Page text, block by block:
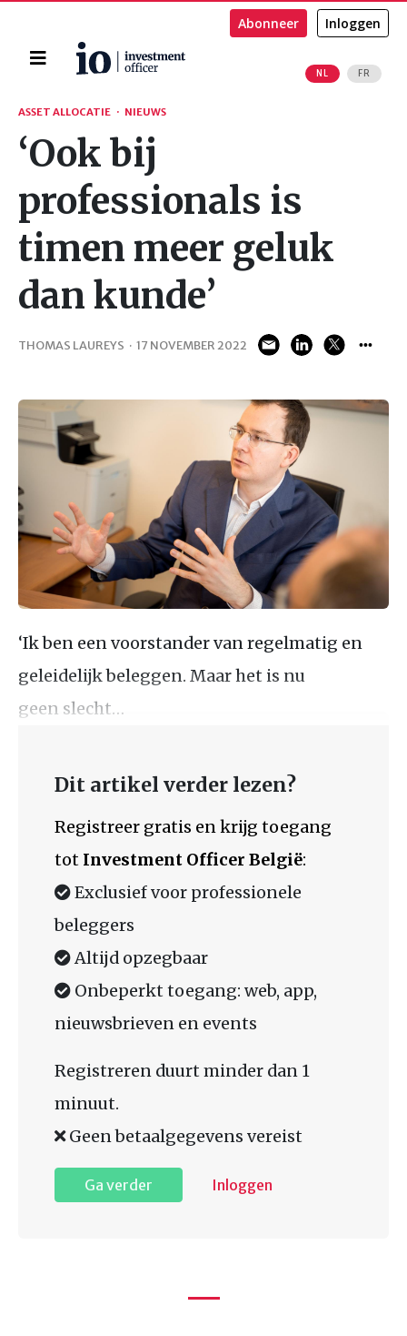
Home
NL FR
Abonneer Inloggen
Zoeken
ASSET ALLOCATIE · NIEUWS
‘Ook bij
professionals is
timen meer geluk
dan kunde’
THOMAS LAUREYS · 17 NOVEMBER 2022
‘Ik ben een voorstander van regelmatig en
geleidelijk beleggen. Maar het is nu
geen slecht…
Dit artikel verder lezen?
Registreer gratis en krijg toegang
tot Investment Officer België:
Exclusief voor professionele
beleggers
Altijd opzegbaar
Onbeperkt toegang: web, app,
nieuwsbrieven en events
Registreren duurt minder dan 1
minuut.
Geen betaalgegevens vereist
Ga verder Inloggen